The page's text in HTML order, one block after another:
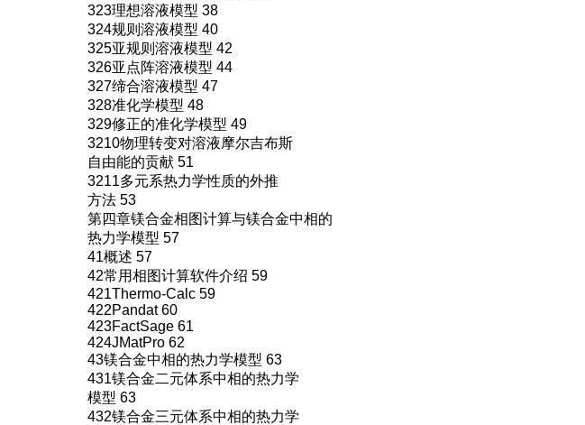
323理想溶液模型 38
324规则溶液模型 40
325亚规则溶液模型 42
326亚点阵溶液模型 44
327缔合溶液模型 47
328准化学模型 48
329修正的准化学模型 49
3210物理转变对溶液摩尔吉布斯
自由能的贡献 51
3211多元系热力学性质的外推
方法 53
第四章镁合金相图计算与镁合金中相的
热力学模型 57
41概述 57
42常用相图计算软件介绍 59
421Thermo-Calc 59
422Pandat 60
423FactSage 61
424JMatPro 62
43镁合金中相的热力学模型 63
431镁合金二元体系中相的热力学
模型 63
432镁合金三元体系中相的热力学